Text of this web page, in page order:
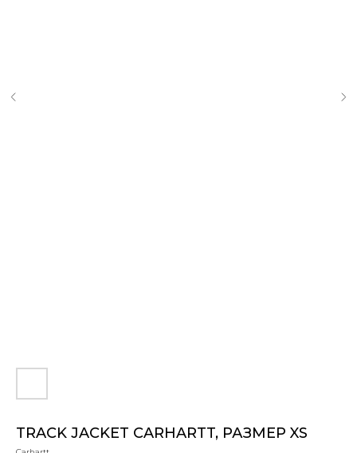
TRACK JACKET CARHARTT, РАЗМЕР XS